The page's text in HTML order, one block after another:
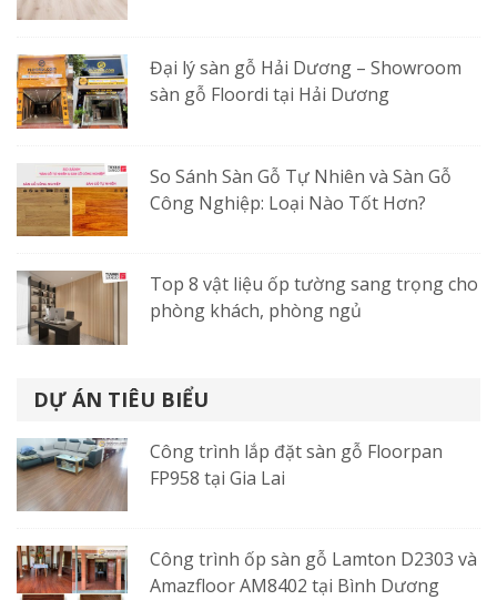
Đại lý sàn gỗ Hải Dương – Showroom
sàn gỗ Floordi tại Hải Dương
So Sánh Sàn Gỗ Tự Nhiên và Sàn Gỗ
Công Nghiệp: Loại Nào Tốt Hơn?
Top 8 vật liệu ốp tường sang trọng cho
phòng khách, phòng ngủ
DỰ ÁN TIÊU BIỂU
Công trình lắp đặt sàn gỗ Floorpan
FP958 tại Gia Lai
Công trình ốp sàn gỗ Lamton D2303 và
Amazfloor AM8402 tại Bình Dương